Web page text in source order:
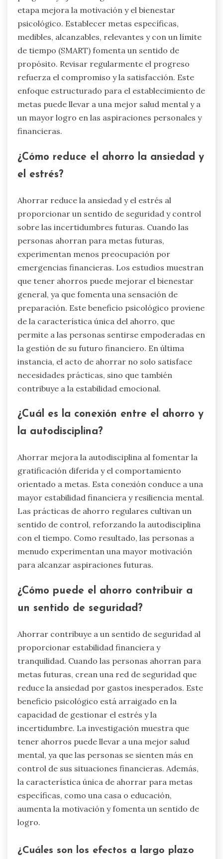
etapa mejora la motivación y el bienestar
psicológico. Establecer metas específicas,
medibles, alcanzables, relevantes y con un límite
de tiempo (SMART) fomenta un sentido de
propósito. Revisar regularmente el progreso
refuerza el compromiso y la satisfacción. Este
enfoque estructurado para el establecimiento de
metas puede llevar a una mejor salud mental y a
un mayor logro en las aspiraciones personales y
financieras.
¿Cómo reduce el ahorro la ansiedad y
el estrés?
Ahorrar reduce la ansiedad y el estrés al
proporcionar un sentido de seguridad y control
sobre las incertidumbres futuras. Cuando las
personas ahorran para metas futuras,
experimentan menos preocupación por
emergencias financieras. Los estudios muestran
que tener ahorros puede mejorar el bienestar
general, ya que fomenta una sensación de
preparación. Este beneficio psicológico proviene
de la característica única del ahorro, que
permite a las personas sentirse empoderadas en
la gestión de su futuro financiero. En última
instancia, el acto de ahorrar no solo satisface
necesidades prácticas, sino que también
contribuye a la estabilidad emocional.
¿Cuál es la conexión entre el ahorro y
la autodisciplina?
Ahorrar mejora la autodisciplina al fomentar la
gratificación diferida y el comportamiento
orientado a metas. Esta conexión conduce a una
mayor estabilidad financiera y resiliencia mental.
Las prácticas de ahorro regulares cultivan un
sentido de control, reforzando la autodisciplina
con el tiempo. Como resultado, las personas a
menudo experimentan una mayor motivación
para alcanzar aspiraciones futuras.
¿Cómo puede el ahorro contribuir a
un sentido de seguridad?
Ahorrar contribuye a un sentido de seguridad al
proporcionar estabilidad financiera y
tranquilidad. Cuando las personas ahorran para
metas futuras, crean una red de seguridad que
reduce la ansiedad por gastos inesperados. Este
beneficio psicológico está arraigado en la
capacidad de gestionar el estrés y la
incertidumbre. La investigación muestra que
tener ahorros puede llevar a una mejor salud
mental, ya que las personas se sienten más en
control de sus situaciones financieras. Además,
la característica única de ahorrar para metas
específicas, como una casa o educación,
aumenta la motivación y fomenta un sentido de
logro.
¿Cuáles son los efectos a largo plazo